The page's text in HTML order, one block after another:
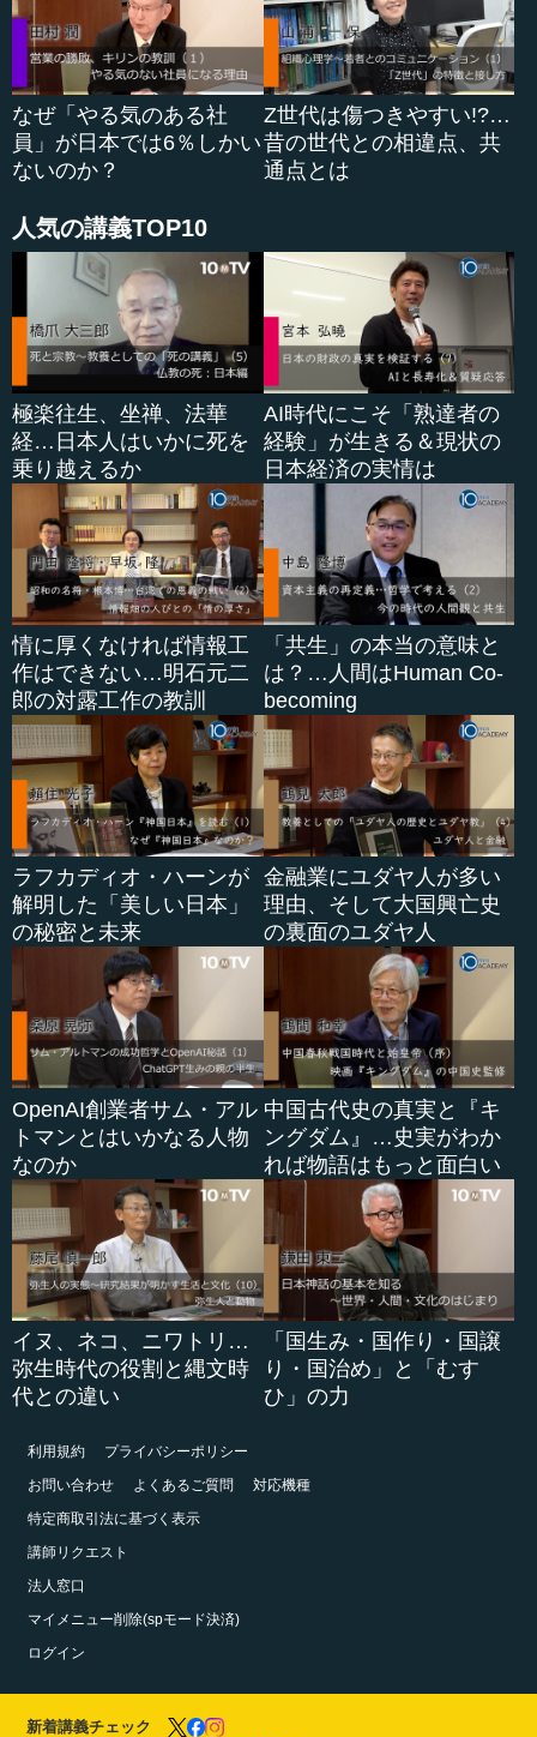
うということを50年前から予測していました。ですから、
コンピューターにも触れたかったですし、学生時代から営
業は多少自信がありましたから、その力も活かせるだろう
と考えて入社を決めました。
それに、もともとコンサルタント志向でした。経営戦略
のコンサルティングをしたいという志向は、入ったときか
しょうか。別に初めからM＆Aを考えていたわけではないで
すが、結果的に自分の好きな道を進んできたという実感は
あります。
●オリベッティと喫茶店経営の二足のわらじを履く
分林 当初、オリベッティは5、6年で辞めて独立するつも
りでしたが、外資系企業ということもあって、自分の好き
なことを自由にさせてくれて、居心地が良かったのです。
それでついつい長居してしまいました。もちろん売上ノル
マの数字は厳しかったですが、売上さえ上げていれば、本
当に自由に企画・行動できる会社でした。
30代半ばになって、そろそろ本当に独立しよう...
なぜ「やる気のある社
員」が日本では6％しかい
ないのか？
Z世代は傷つきやすい!?…
昔の世代との相違点、共
通点とは
人気の講義TOP10
極楽往生、坐禅、法華
経…日本人はいかに死を
乗り越えるか
AI時代にこそ「熟達者の
経験」が生きる＆現状の
日本経済の実情は
情に厚くなければ情報工
作はできない…明石元二
郎の対露工作の教訓
「共生」の本当の意味と
は？…人間はHuman Co-
becoming
ラフカディオ・ハーンが
解明した「美しい日本」
の秘密と未来
金融業にユダヤ人が多い
理由、そして大国興亡史
の裏面のユダヤ人
OpenAI創業者サム・アル
トマンとはいかなる人物
なのか
中国古代史の真実と『キ
ングダム』…史実がわか
れば物語はもっと面白い
イヌ、ネコ、ニワトリ…
弥生時代の役割と縄文時
代との違い
「国生み・国作り・国譲
り・国治め」と「むす
ひ」の力
利用規約
プライバシーポリシー
お問い合わせ
よくあるご質問
対応機種
特定商取引法に基づく表示
講師リクエスト
法人窓口
マイメニュー削除(spモード決済)
ログイン
新着講義チェック